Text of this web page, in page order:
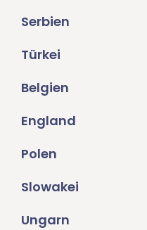
Serbien
Türkei
Belgien
England
Polen
Slowakei
Ungarn